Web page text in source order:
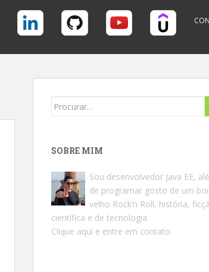
Search
SOBRE MIM
Sou desenvolvedor Java EE,
de programar gosto de um
velho Rock’n Roll, história,
científica e de tecnologia.
Clique aqui e entre em contato.